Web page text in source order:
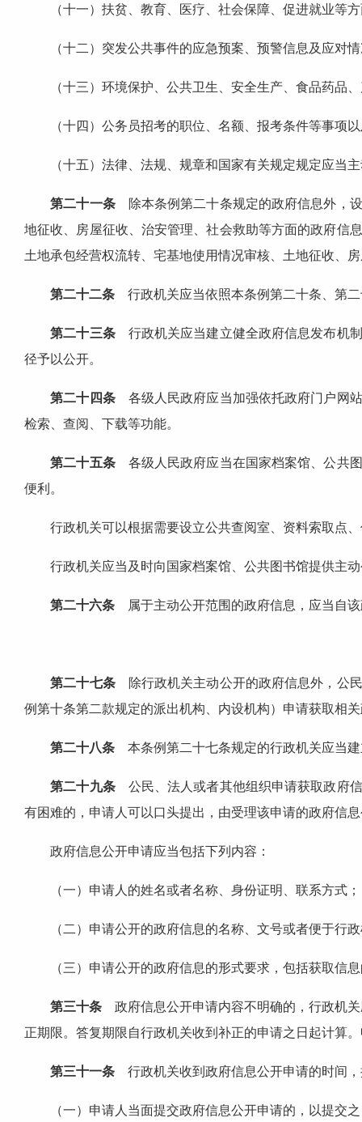
（十一）扶贫、教育、医疗、社会保障、促进就业等方
（十二）突发公共事件的应急预案、预警信息及应对情
（十三）环境保护、公共卫生、安全生产、食品药品、
（十四）公务员招考的职位、名额、报考条件等事项以
（十五）法律、法规、规章和国家有关规定规定应当主
第二十一条除本条例第二十条规定的政府信息外，设
地征收、房屋征收、治安管理、社会救助等方面的政府信
土地承包经营权流转、宅基地使用情况审核、土地征收、
第二十二条 行政机关应当依照本条例第二十条、第
第二十三条行政机关应当建立健全政府信息发布机制
径予以公开。
第二十四条各级人民政府应当加强依托政府门户网站
检索、查阅、下载等功能。
第二十五条各级人民政府应当在国家档案馆、公共图
便利。
行政机关可以根据需要设立公共查阅室、资料索取点、
行政机关应当及时向国家档案馆、公共图书馆提供主动
第二十六条 属于主动公开范围的政府信息，应当自
第二十七条除行政机关主动公开的政府信息外，公民
例第十条第二款规定的派出机构、内设机构）申请获取相
第二十八条 本条例第二十七条规定的行政机关应当
第二十九条公民、法人或者其他组织申请获取政府信
有困难的，申请人可以口头提出，由受理该申请的政府信
政府信息公开申请应当包括下列内容：
（一）申请人的姓名或者名称、身份证明、联系方式；
（二）申请公开的政府信息的名称、文号或者便于行政
（三）申请公开的政府信息的形式要求，包括获取信息
第三十条 政府信息公开申请内容不明确的，行政机
正期限。答复期限自行政机关收到补正的申请之日起计算
第三十一条 行政机关收到政府信息公开申请的时间
（一）申请人当面提交政府信息公开申请的，以提交之